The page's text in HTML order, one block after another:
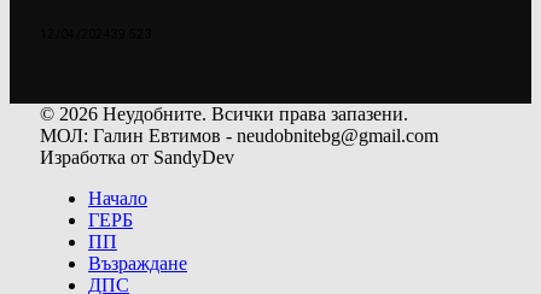
© 2026 Неудобните. Всички права запазени.
МОЛ: Галин Евтимов - neudobnitebg@gmail.com
Изработка от SandyDev
Начало
ГЕРБ
ПП
Възраждане
ДПС